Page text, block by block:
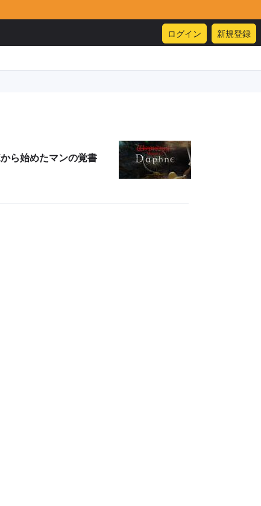
ログイン 新規登録
ら始めたマンの覚書